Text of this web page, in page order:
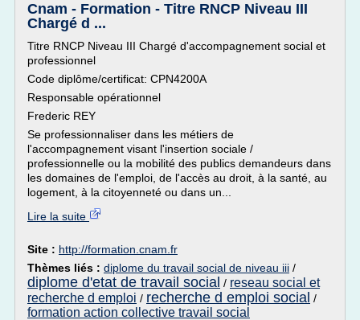
Cnam - Formation - Titre RNCP Niveau III
Chargé d ...
Titre RNCP Niveau III Chargé d'accompagnement social et
professionnel
Code diplôme/certificat: CPN4200A
Responsable opérationnel
Frederic REY
Se professionnaliser dans les métiers de
l'accompagnement visant l'insertion sociale /
professionnelle ou la mobilité des publics demandeurs dans
les domaines de l'emploi, de l'accès au droit, à la santé, au
logement, à la citoyenneté ou dans un...
Lire la suite
Site : http://formation.cnam.fr
Thèmes liés : diplome du travail social de niveau iii /
diplome d'etat de travail social / reseau social et
recherche d emploi / recherche d emploi social /
formation action collective travail social